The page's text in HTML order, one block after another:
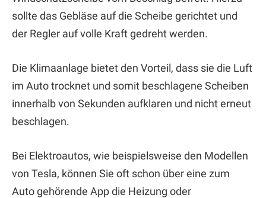
sollte das Gebläse auf die Scheibe gerichtet und
der Regler auf volle Kraft gedreht werden.
Die Klimaanlage bietet den Vorteil, dass sie die Luft
im Auto trocknet und somit beschlagene Scheiben
innerhalb von Sekunden aufklaren und nicht erneut
beschlagen.
Bei Elektroautos, wie beispielsweise den Modellen
von Tesla, können Sie oft schon über eine zum
Auto gehörende App die Heizung oder